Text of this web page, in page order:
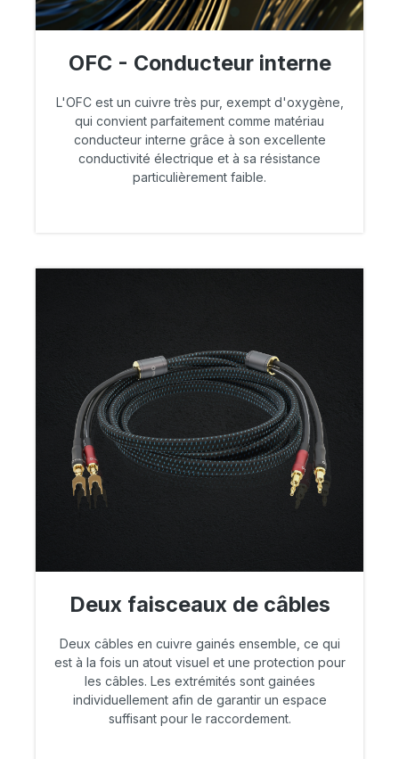
OFC - Conducteur interne
L'OFC est un cuivre très pur, exempt d'oxygène,
qui convient parfaitement comme matériau
conducteur interne grâce à son excellente
conductivité électrique et à sa résistance
particulièrement faible.
Deux faisceaux de câbles
Deux câbles en cuivre gainés ensemble, ce qui
est à la fois un atout visuel et une protection pour
les câbles. Les extrémités sont gainées
individuellement afin de garantir un espace
suffisant pour le raccordement.